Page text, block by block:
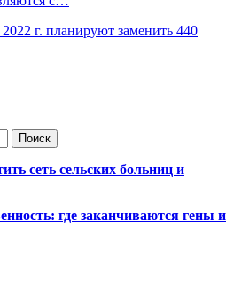
г. планируют заменить 440
сеть сельских больниц и
где заканчиваются гены и